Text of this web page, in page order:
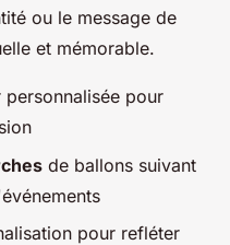
ou le message de
et mémorable.
personnalisée pour
de ballons suivant
pour refléter